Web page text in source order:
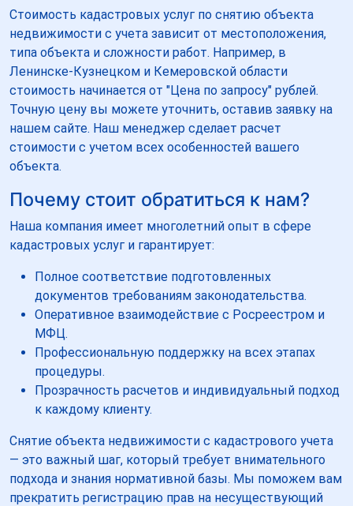
Стоимость кадастровых услуг по снятию объекта
недвижимости с учета зависит от местоположения,
типа объекта и сложности работ. Например, в
Ленинске-Кузнецком и Кемеровской области
стоимость начинается от "Цена по запросу" рублей.
Точную цену вы можете уточнить, оставив заявку на
нашем сайте. Наш менеджер сделает расчет
стоимости с учетом всех особенностей вашего
объекта.
Почему стоит обратиться к нам?
Наша компания имеет многолетний опыт в сфере
кадастровых услуг и гарантирует:
Полное соответствие подготовленных
документов требованиям законодательства.
Оперативное взаимодействие с Росреестром и
МФЦ.
Профессиональную поддержку на всех этапах
процедуры.
Прозрачность расчетов и индивидуальный подход
к каждому клиенту.
Снятие объекта недвижимости с кадастрового учета
— это важный шаг, который требует внимательного
подхода и знания нормативной базы. Мы поможем вам
прекратить регистрацию прав на несуществующий